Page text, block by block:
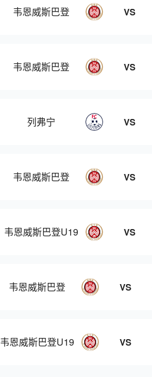
韦恩威斯巴登 VS
韦恩威斯巴登 VS
列弗宁 VS
韦恩威斯巴登 VS
韦恩威斯巴登U19 VS
韦恩威斯巴登 VS
韦恩威斯巴登U19 VS